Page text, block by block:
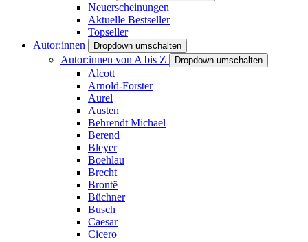
Neuerscheinungen
Aktuelle Bestseller
Topseller
Autor:innen
Dropdown umschalten
Autor:innen von A bis Z Dropdown umschalten
Alcott
Arnold-Forster
Aurel
Austen
Behrendt Michael
Berend
Bleyer
Boehlau
Brecht
Brontë
Büchner
Busch
Caesar
Cicero